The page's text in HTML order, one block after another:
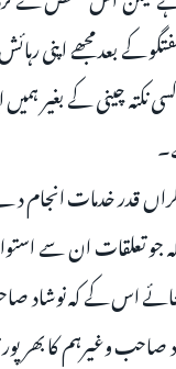
مجھے اپنی رہائش
چینی کے بغیر ہمیں
گراں قدر خدمات
تعلقات ان سے
اس کے کہ نوشاد
صاحب وغیرہم کا